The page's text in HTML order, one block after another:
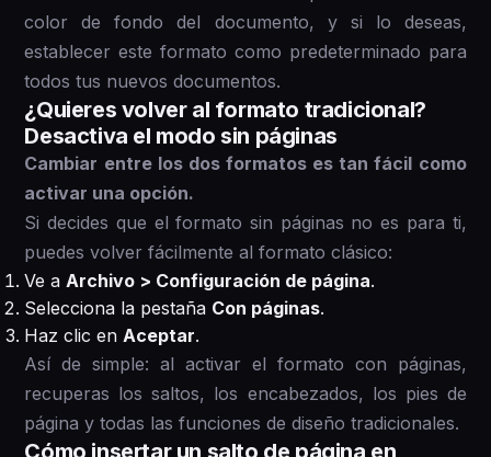
color de fondo del documento, y si lo deseas,
establecer este formato como predeterminado para
todos tus nuevos documentos.
¿Quieres volver al formato tradicional?
Desactiva el modo sin páginas
Cambiar entre los dos formatos es tan fácil como
activar una opción.
Si decides que el formato sin páginas no es para ti,
puedes volver fácilmente al formato clásico:
Ve aArchivo > Configuración de página.
Selecciona la pestaña Con páginas.
Haz clic enAceptar.
Así de simple: al activar el formato con páginas,
recuperas los saltos, los encabezados, los pies de
página y todas las funciones de diseño tradicionales.
Cómo insertar un salto de página en